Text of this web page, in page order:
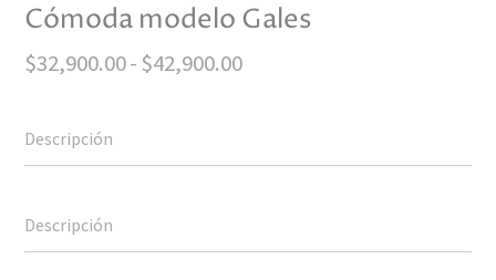
Cómoda modelo Gales
$32,900.00-$42,900.00Rango